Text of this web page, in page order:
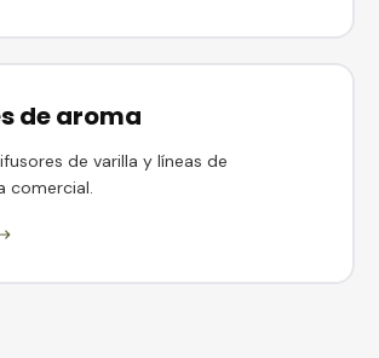
de aroma
de varilla y líneas de
comercial.